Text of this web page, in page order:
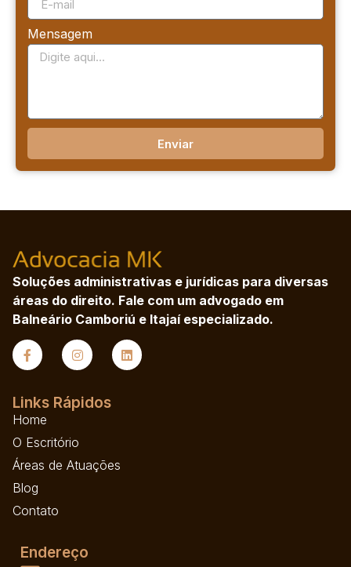
Mensagem
Enviar
Soluções administrativas e jurídicas para diversas
áreas do direito. Fale com um advogado em
Balneário Camboriú e Itajaí especializado.
Links Rápidos
Home
O Escritório
Áreas de Atuações
Blog
Contato
Endereço